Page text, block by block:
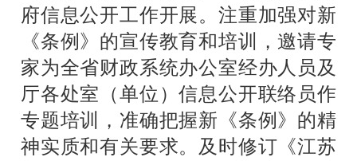
府信息公开工作开展。注重加强对新
《条例》的宣传教育和培训，邀请专
家为全省财政系统办公室经办人员及
厅各处室（单位）信息公开联络员作
专题培训，准确把握新《条例》的精
神实质和有关要求。及时修订《江苏